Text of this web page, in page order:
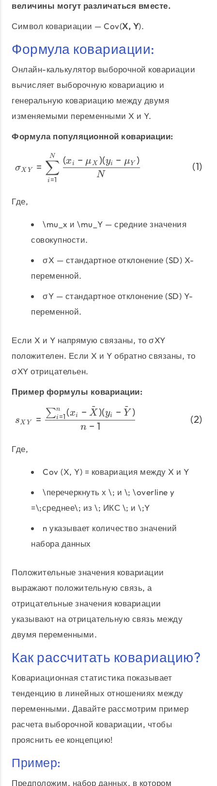
величины могут различаться вместе.
Символ ковариации — Cov(X, Y).
Формула ковариации:
Онлайн-калькулятор выборочной ковариации
вычисляет выборочную ковариацию и
генеральную ковариацию между двумя
изменяемыми переменными X и Y.
Формула популяционной ковариации:
\begin{align}
σX Y =
i=1
∑
N
N
(xi − μX )(yi − μY )
Где,
\mu_x и \mu_Y — средние значения
совокупности.
σX — стандартное отклонение (SD) X-
переменной.
σY — стандартное отклонение (SD) Y-
переменной.
Если X и Y напрямую связаны, то σXY
положителен. Если X и Y обратно связаны, то
σXY отрицательен.
Пример формулы ковариации:
\begin{align} s_{XY}
sX Y =
n − 1
∑i=1
n (xi − X
ˉ )(yi − Y
ˉ )
Где,
Cov (X, Y) = ковариация между X и Y
\перечеркнуть х \; и \; \overline y
=\;среднее\; из \; ИКС \; и \;Y
n указывает количество значений
набора данных
Положительные значения ковариации
выражают положительную связь, а
отрицательные значения ковариации
указывают на отрицательную связь между
двумя переменными.
Как рассчитать ковариацию?
Ковариационная статистика показывает
тенденцию в линейных отношениях между
переменными. Давайте рассмотрим пример
расчета выборочной ковариации, чтобы
прояснить ее концепцию!
Пример:
Предположим, набор данных, в котором